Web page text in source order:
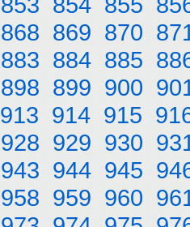
868 869 870
883 884 885
898 899 900
913 914 915
928 929 930
943 944 945
958 959 960